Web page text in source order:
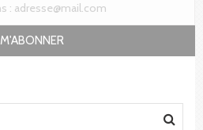
M'ABONNER